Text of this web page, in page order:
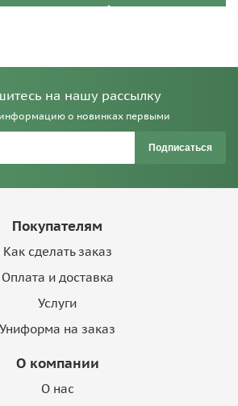
на нашу рассылку
о новинках первыми
Подписаться
Покупателям
Как сделать заказ
Оплата и доставка
Услуги
Униформа на заказ
О компании
О нас